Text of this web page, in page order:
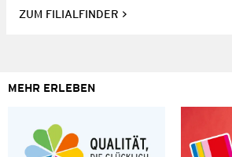
ZUM FILIALFINDER
MEHR ERLEBEN